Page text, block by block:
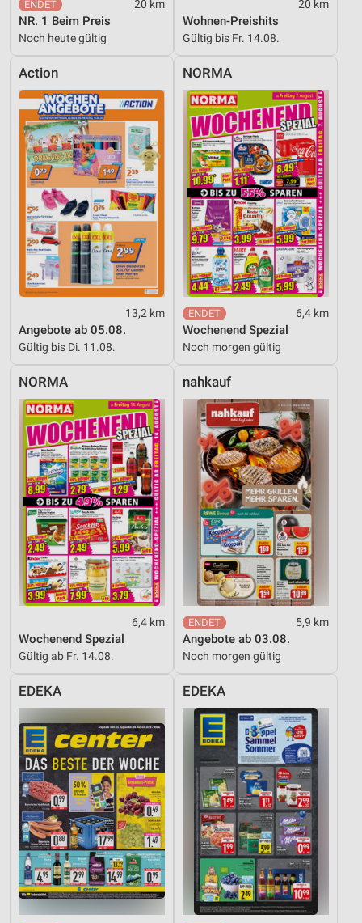
20 km
NR. 1 Beim Preis
Noch heute gültig
20 km
Wohnen-Preishits
Gültig bis Fr. 14.08.
Action
13,2 km
Angebote ab 05.08.
Gültig bis Di. 11.08.
NORMA
6,4 km
Wochenend Spezial
Noch morgen gültig
NORMA
6,4 km
Wochenend Spezial
Gültig ab Fr. 14.08.
nahkauf
5,9 km
Angebote ab 03.08.
Noch morgen gültig
EDEKA EDEKA